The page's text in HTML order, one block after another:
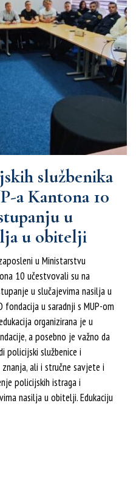
službenika
a Kantona 10
u
u obitelji
u Ministarstvu
10 učestvovali su na
u slučajevima nasilja u
u saradnji s MUP-om
organizirana je u
a posebno je važno da
policijski službenice i
ali i stručne savjete i
policijskih istraga i
nasilja u obitelji. Edukaciju